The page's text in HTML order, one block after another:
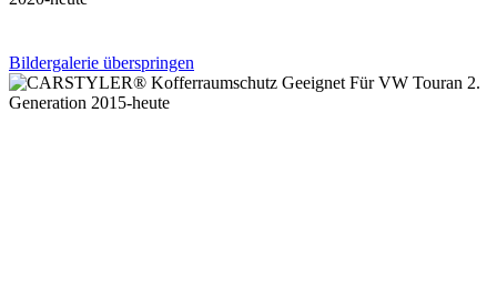
Bildergalerie überspringen